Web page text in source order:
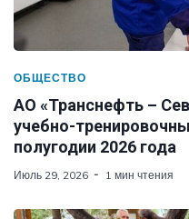
ОБЩЕСТВО
АО «Транснефть –
учебно-
полугодии 2026 года
Июль 29, 2026 1 мин чтения